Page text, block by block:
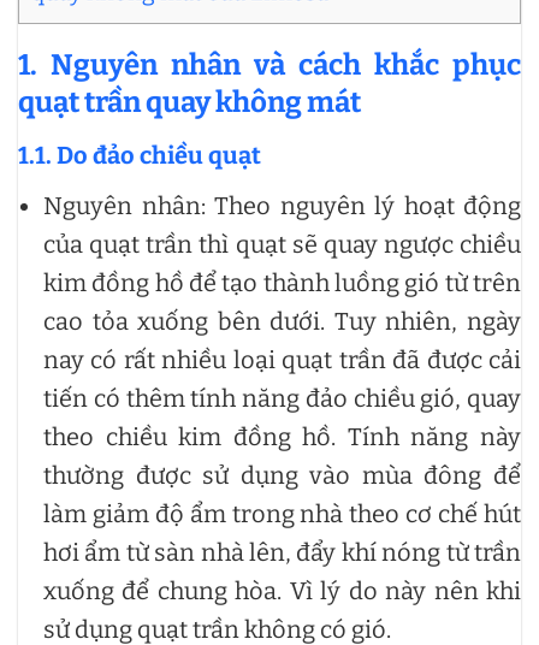
1. Nguyên nhân và cách khắc phục
quạt trần quay không mát
1.1. Do đảo chiều quạt
Nguyên nhân: Theo nguyên lý hoạt động
của quạt trần thì quạt sẽ quay ngược chiều
kim đồng hồ để tạo thành luồng gió từ trên
cao tỏa xuống bên dưới. Tuy nhiên, ngày
nay có rất nhiều loại quạt trần đã được cải
tiến có thêm tính năng đảo chiều gió, quay
theo chiều kim đồng hồ. Tính năng này
thường được sử dụng vào mùa đông để
làm giảm độ ẩm trong nhà theo cơ chế hút
hơi ẩm từ sàn nhà lên, đẩy khí nóng từ trần
xuống để chung hòa. Vì lý do này nên khi
sử dụng quạt trần không có gió.